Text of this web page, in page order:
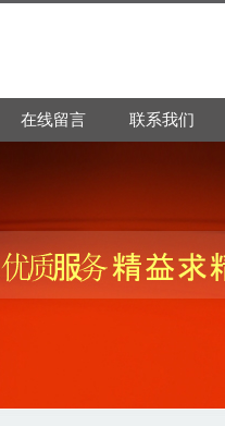
在线留言 联系我们